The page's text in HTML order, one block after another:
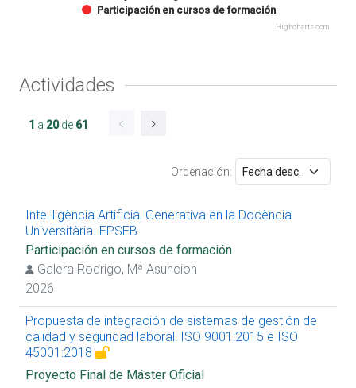
Participación en cursos de formación
Highcharts.com
Actividades
1 a 20de 61
Ordenación:
Intel·ligència Artificial Generativa en la Docència
Universitària. EPSEB
Participación en cursos de formación
Galera Rodrigo, Mª Asuncion
2026
Propuesta de integración de sistemas de gestión de
calidad y seguridad laboral: ISO 9001:2015 e ISO
45001:2018
Proyecto Final de Máster Oficial